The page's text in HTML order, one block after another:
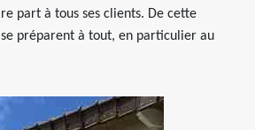
part à tous ses clients. De cette
préparent à tout, en particulier au